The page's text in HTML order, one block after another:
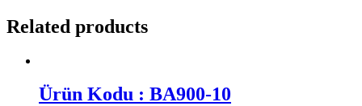
Related products
Ürün Kodu : BA900-10